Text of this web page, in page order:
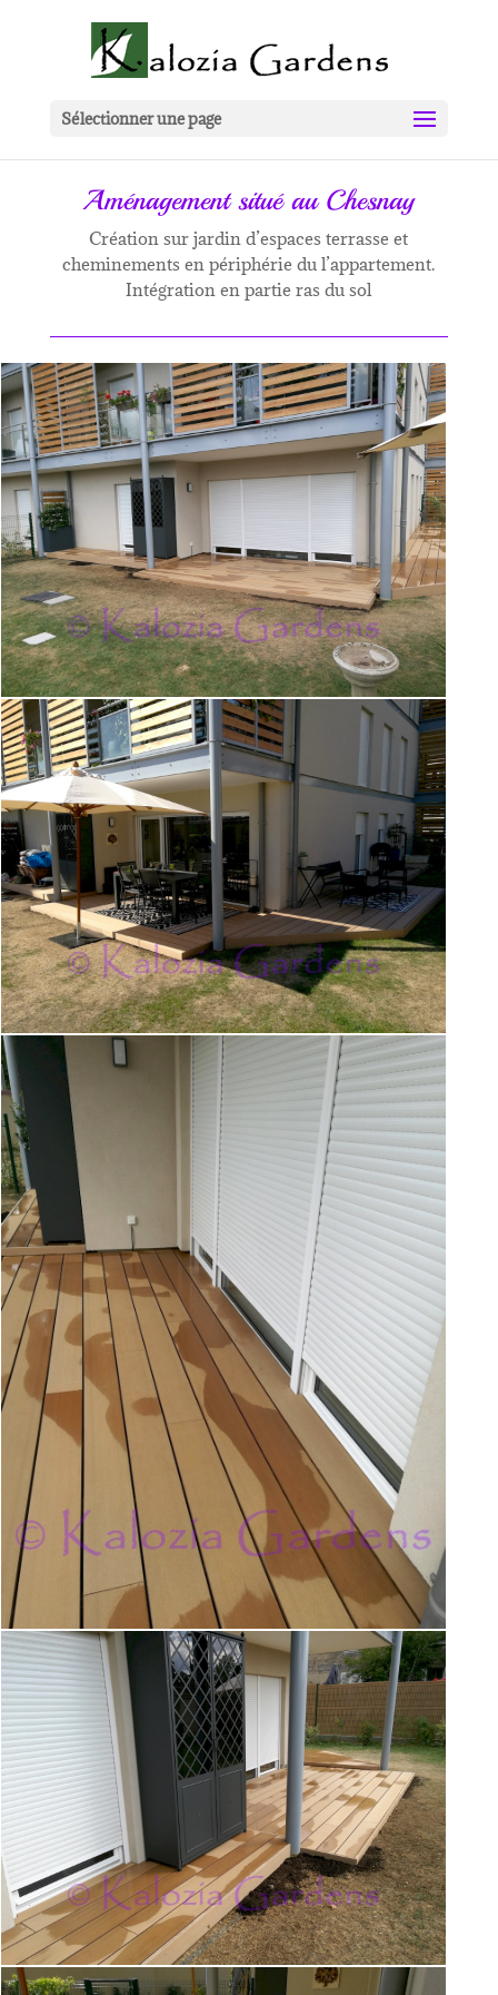
Sélectionner une page
Aménagement situé au Chesnay
Création sur jardin d’espaces terrasse et
cheminements en périphérie du l’appartement.
Intégration en partie ras du sol